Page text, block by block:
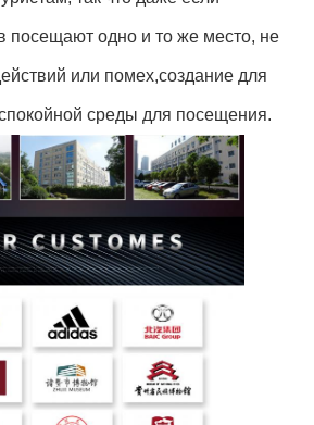
посещают одно и то же место, не
или помех,создание для
среды для посещения.